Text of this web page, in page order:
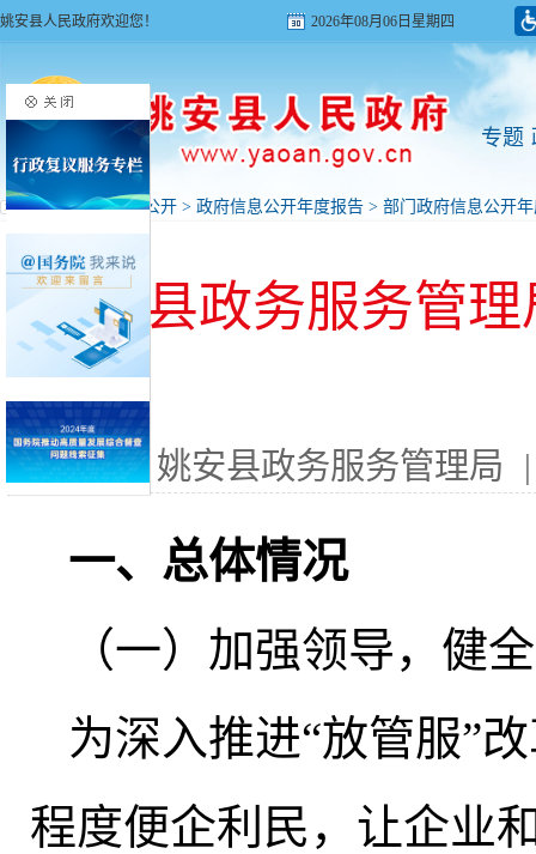
姚安县人民政府欢迎您！ 2026年08月06日星期四
专题
首页>政府信息公开 > 政府信息公开年度报告 > 部门政府信息公开
姚安县政务服务管
来源: 姚安县政务服务管理局
一、总体情况
（一）加强领导， 健
为深入推进“放管服”
程度便企利民，让企业